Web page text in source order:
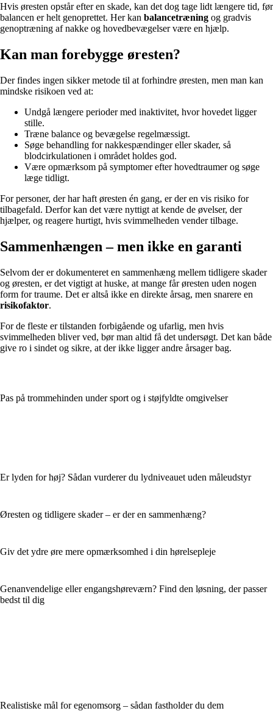
Hvis øresten opstår efter en skade, kan det dog tage lidt længere tid, før
balancen er helt genoprettet. Her kan balancetræning og gradvis
genoptræning af nakke og hovedbevægelser være en hjælp.
Kan man forebygge øresten?
Der findes ingen sikker metode til at forhindre øresten, men man kan
mindske risikoen ved at:
Undgå længere perioder med inaktivitet, hvor hovedet ligger
stille.
Træne balance og bevægelse regelmæssigt.
Søge behandling for nakkespændinger eller skader, så
blodcirkulationen i området holdes god.
Være opmærksom på symptomer efter hovedtraumer og søge
læge tidligt.
For personer, der har haft øresten én gang, er der en vis risiko for
tilbagefald. Derfor kan det være nyttigt at kende de øvelser, der
hjælper, og reagere hurtigt, hvis svimmelheden vender tilbage.
Sammenhængen – men ikke en garanti
Selvom der er dokumenteret en sammenhæng mellem tidligere skader
og øresten, er det vigtigt at huske, at mange får øresten uden nogen
form for traume. Det er altså ikke en direkte årsag, men snarere en
risikofaktor.
For de fleste er tilstanden forbigående og ufarlig, men hvis
svimmelheden bliver ved, bør man altid få det undersøgt. Det kan både
give ro i sindet og sikre, at der ikke ligger andre årsager bag.
Pas på trommehinden under sport og i støjfyldte omgivelser
Er lyden for høj? Sådan vurderer du lydniveauet uden måleudstyr
Øresten og tidligere skader – er der en sammenhæng?
Giv det ydre øre mere opmærksomhed i din hørelsepleje
Genanvendelige eller engangshøreværn? Find den løsning, der passer
bedst til dig
Realistiske mål for egenomsorg – sådan fastholder du dem